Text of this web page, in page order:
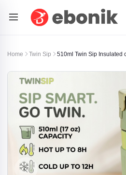
Home Twin Sip 510ml Twin Sip Insulated